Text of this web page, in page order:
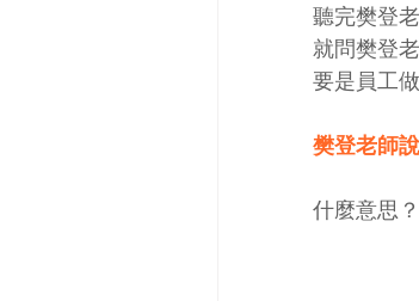
聽完樊登
就問樊登
要是員工
樊登老師
什麼意思？